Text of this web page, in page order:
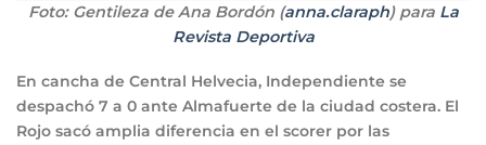
Foto: Gentileza de Ana Bordón (anna.claraph) para La
Revista Deportiva
En cancha de Central Helvecia, Independiente se
despachó 7 a 0 ante Almafuerte de la ciudad costera. El
Rojo sacó amplia diferencia en el scorer por las